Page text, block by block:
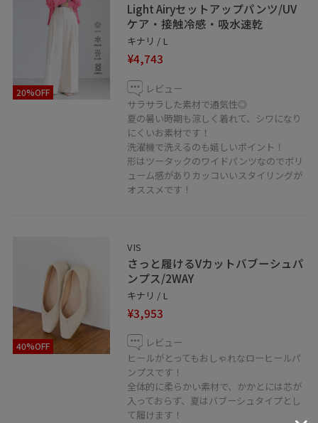
20%OFF
Light Airyセットアップパンツ/UV
ケア・接触冷感・吸水速乾
キナリ / L
¥4,743
レビュー
サラサラした素材で通気性◎
夏の暑い時期も涼しく着れて、シワになり
にくいお素材です！
洗濯機で洗えるのも嬉しいポイント！
形はツータックのワイドパンツなのでボリ
ューム感がありカッコいいスタイリングが
オススメです！
40%OFF
VIS
さっと履けるVカットバブーシュパ
ンプス/2WAY
キナリ / L
¥3,953
レビュー
ヒールがとってもおしゃれなローヒールパ
ンプスです！
全体的に柔らかい素材で、かかとには芯が
入っておらず、夏はバブーシュタイプとし
て履けます！